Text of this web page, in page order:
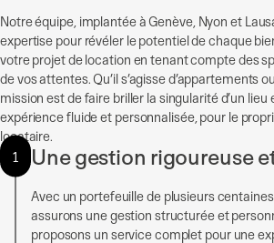
Notre équipe, implantée à Genève, Nyon et
expertise pour révéler le potentiel de chaque
votre projet de location en tenant compte des
de vos attentes. Qu’il s’agisse d’appartements
mission est de faire briller la singularité d’un lieu
expérience fluide et personnalisée, pour le
locataire.
1
Une gestion rigoureuse
Avec un portefeuille de plusieurs
assurons une gestion structurée et
proposons un service complet pour une